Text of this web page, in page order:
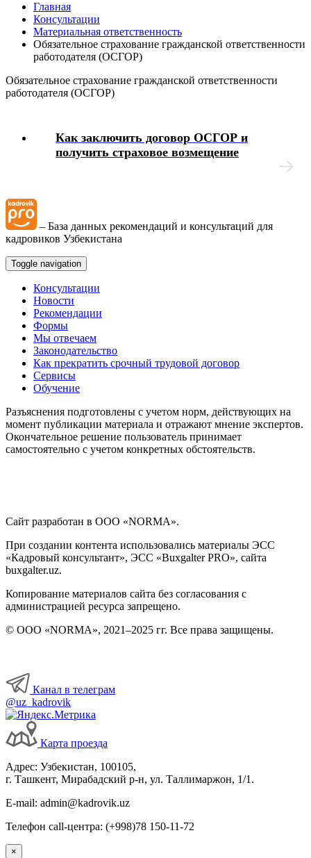
Охрана труда
Социальное обеспечение работников
Главная
Консультации
Материальная ответственность
Обязательное страхование гражданской ответственности
работодателя (ОСГОР)
Обязательное страхование гражданской ответственности
работодателя (ОСГОР)
Как заключить договор ОСГОР и
получить страховое возмещение
– База данных рекомендаций и консультаций для
кадровиков Узбекистана
Toggle navigation
Консультации
Новости
Рекомендации
Формы
Мы отвечаем
Законодательство
Как прекратить срочный трудовой договор
Сервисы
Обучение
Разъяснения подготовлены с учетом норм, действующих на
момент публикации материала и отражают мнение экспертов.
Окончательное решение пользователь принимает
самостоятельно с учетом конкретных обстоятельств.
Сайт разработан в ООО «NORMA».
При создании контента использовались материалы ЭСС
«Кадровый консультант», ЭСС «Buxgalter PRO», сайта
buxgalter.uz.
Копирование материалов сайта без согласования с
администрацией ресурса запрещено.
© ООО «NORMA», 2021–2025 гг. Все права защищены.
Канал в телеграм
@uz_kadrovik
Карта проезда
Адрес: Узбекистан, 100105,
г. Ташкент, Мирабадский р-н, ул. Таллимаржон, 1/1.
E-mail: admin@kadrovik.uz
Телефон call-центра: (+998)78 150-11-72
×